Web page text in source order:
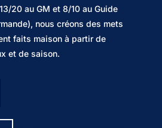
20 au GM et 8/10 au Guide
nous créons des mets
faits maison à partir de
et de saison.